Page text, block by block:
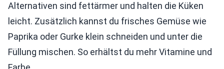
Alternativen sind fettärmer und halten die Küken
leicht. Zusätzlich kannst du frisches Gemüse wie
Paprika oder Gurke klein schneiden und unter die
Füllung mischen. So erhältst du mehr Vitamine und